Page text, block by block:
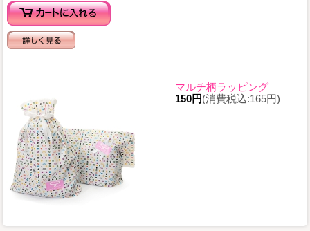
マルチ柄ラッピング
150円(消費税込:165円)